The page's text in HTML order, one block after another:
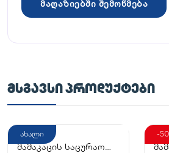
მაღაზიებში შემოწმება
ᲛᲡᲒᲐᲕᲡᲘ ᲞᲠᲝᲓᲣᲥᲢᲔᲑᲘ
ახალი
მამაკაცის საცურაო
-